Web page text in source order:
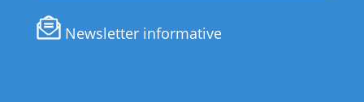
Newsletter informative